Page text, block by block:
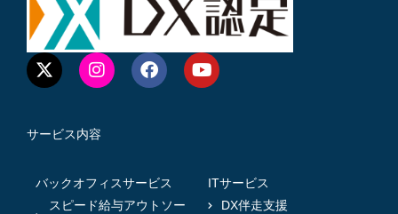
サービス内容
バックオフィスサービス
スピード給与アウトソー
ITサービス
DX伴走支援